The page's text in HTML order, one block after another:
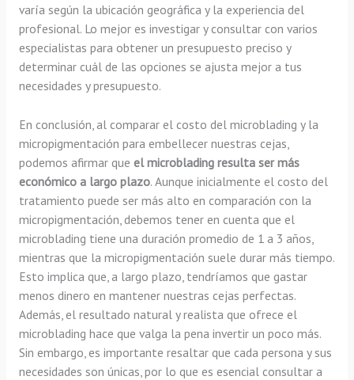
varía según la ubicación geográfica y la experiencia del
profesional. Lo mejor es investigar y consultar con varios
especialistas para obtener un presupuesto preciso y
determinar cuál de las opciones se ajusta mejor a tus
necesidades y presupuesto.
En conclusión, al comparar el costo del microblading y la
micropigmentación para embellecer nuestras cejas,
podemos afirmar que el microblading resulta ser más
económico a largo plazo. Aunque inicialmente el costo del
tratamiento puede ser más alto en comparación con la
micropigmentación, debemos tener en cuenta que el
microblading tiene una duración promedio de 1 a 3 años,
mientras que la micropigmentación suele durar más tiempo.
Esto implica que, a largo plazo, tendríamos que gastar
menos dinero en mantener nuestras cejas perfectas.
Además, el resultado natural y realista que ofrece el
microblading hace que valga la pena invertir un poco más.
Sin embargo, es importante resaltar que cada persona y sus
necesidades son únicas, por lo que es esencial consultar a